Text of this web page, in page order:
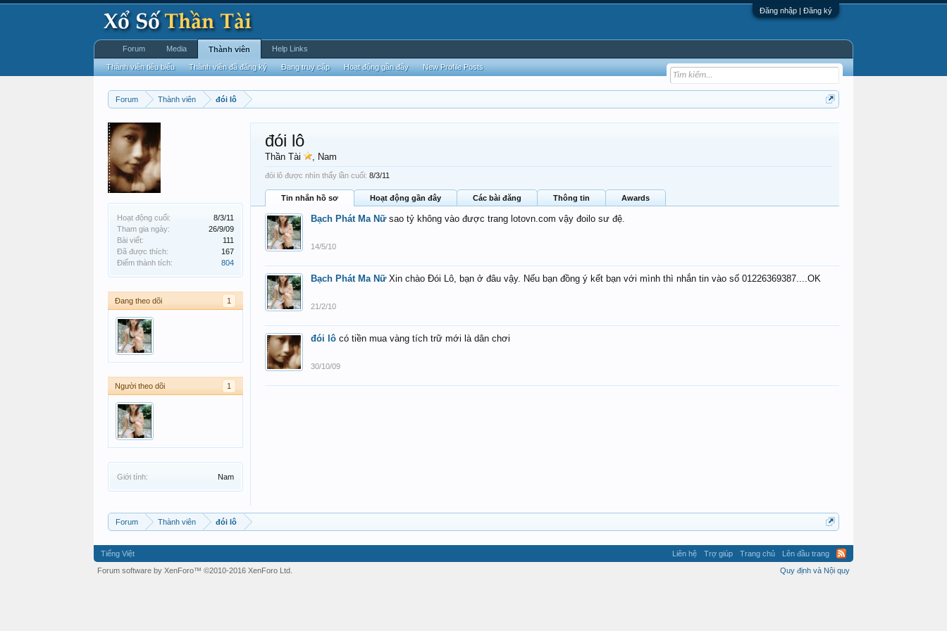
Đăng nhập | Đăng ký
Forum Thành viên đói lô
Hoạt động cuối:
8/3/11
Tham gia ngày:
26/9/09
Bài viết:
111
Đã được thích:
167
Điểm thành tích:
804
Đang theo dõi 1
Bạch Phát Ma Nữ
Người theo dõi 1
Giới tính: Nam
đói lô
Thần Tài , Nam
đói lô được nhìn thấy lần cuối: 8/3/11
Tin nhắn hồ sơ Hoạt động gần đây Các bài đăng Thông tin Awards
Bạch Phát Ma Nữ sao tỷ không vào được trang lotovn.com vậy đoilo sư đệ.
14/5/10
Bạch Phát Ma Nữ Xin chào Đói Lô, bạn ở đâu vậy. Nếu bạn đồng ý kết bạn với mình thì nhắn tin vào số 01226369387....OK
21/2/10
đói lô có tiền mua vàng tích trữ mới là dân chơi
30/10/09
Forum Thành viên đói lô
Forum Media Thành viên
Thành viên tiêu biểu Thành viên đã đăng ký Đang truy cập Hoạt động gần đây New Profile Posts
Help Links
Tiếng Việt Liên hệ Trợ giúp Trang chủ
Lên đầu trang
Quy định và Nội quy
Forum software by XenForo™ ©2010-2016 XenForo Ltd.